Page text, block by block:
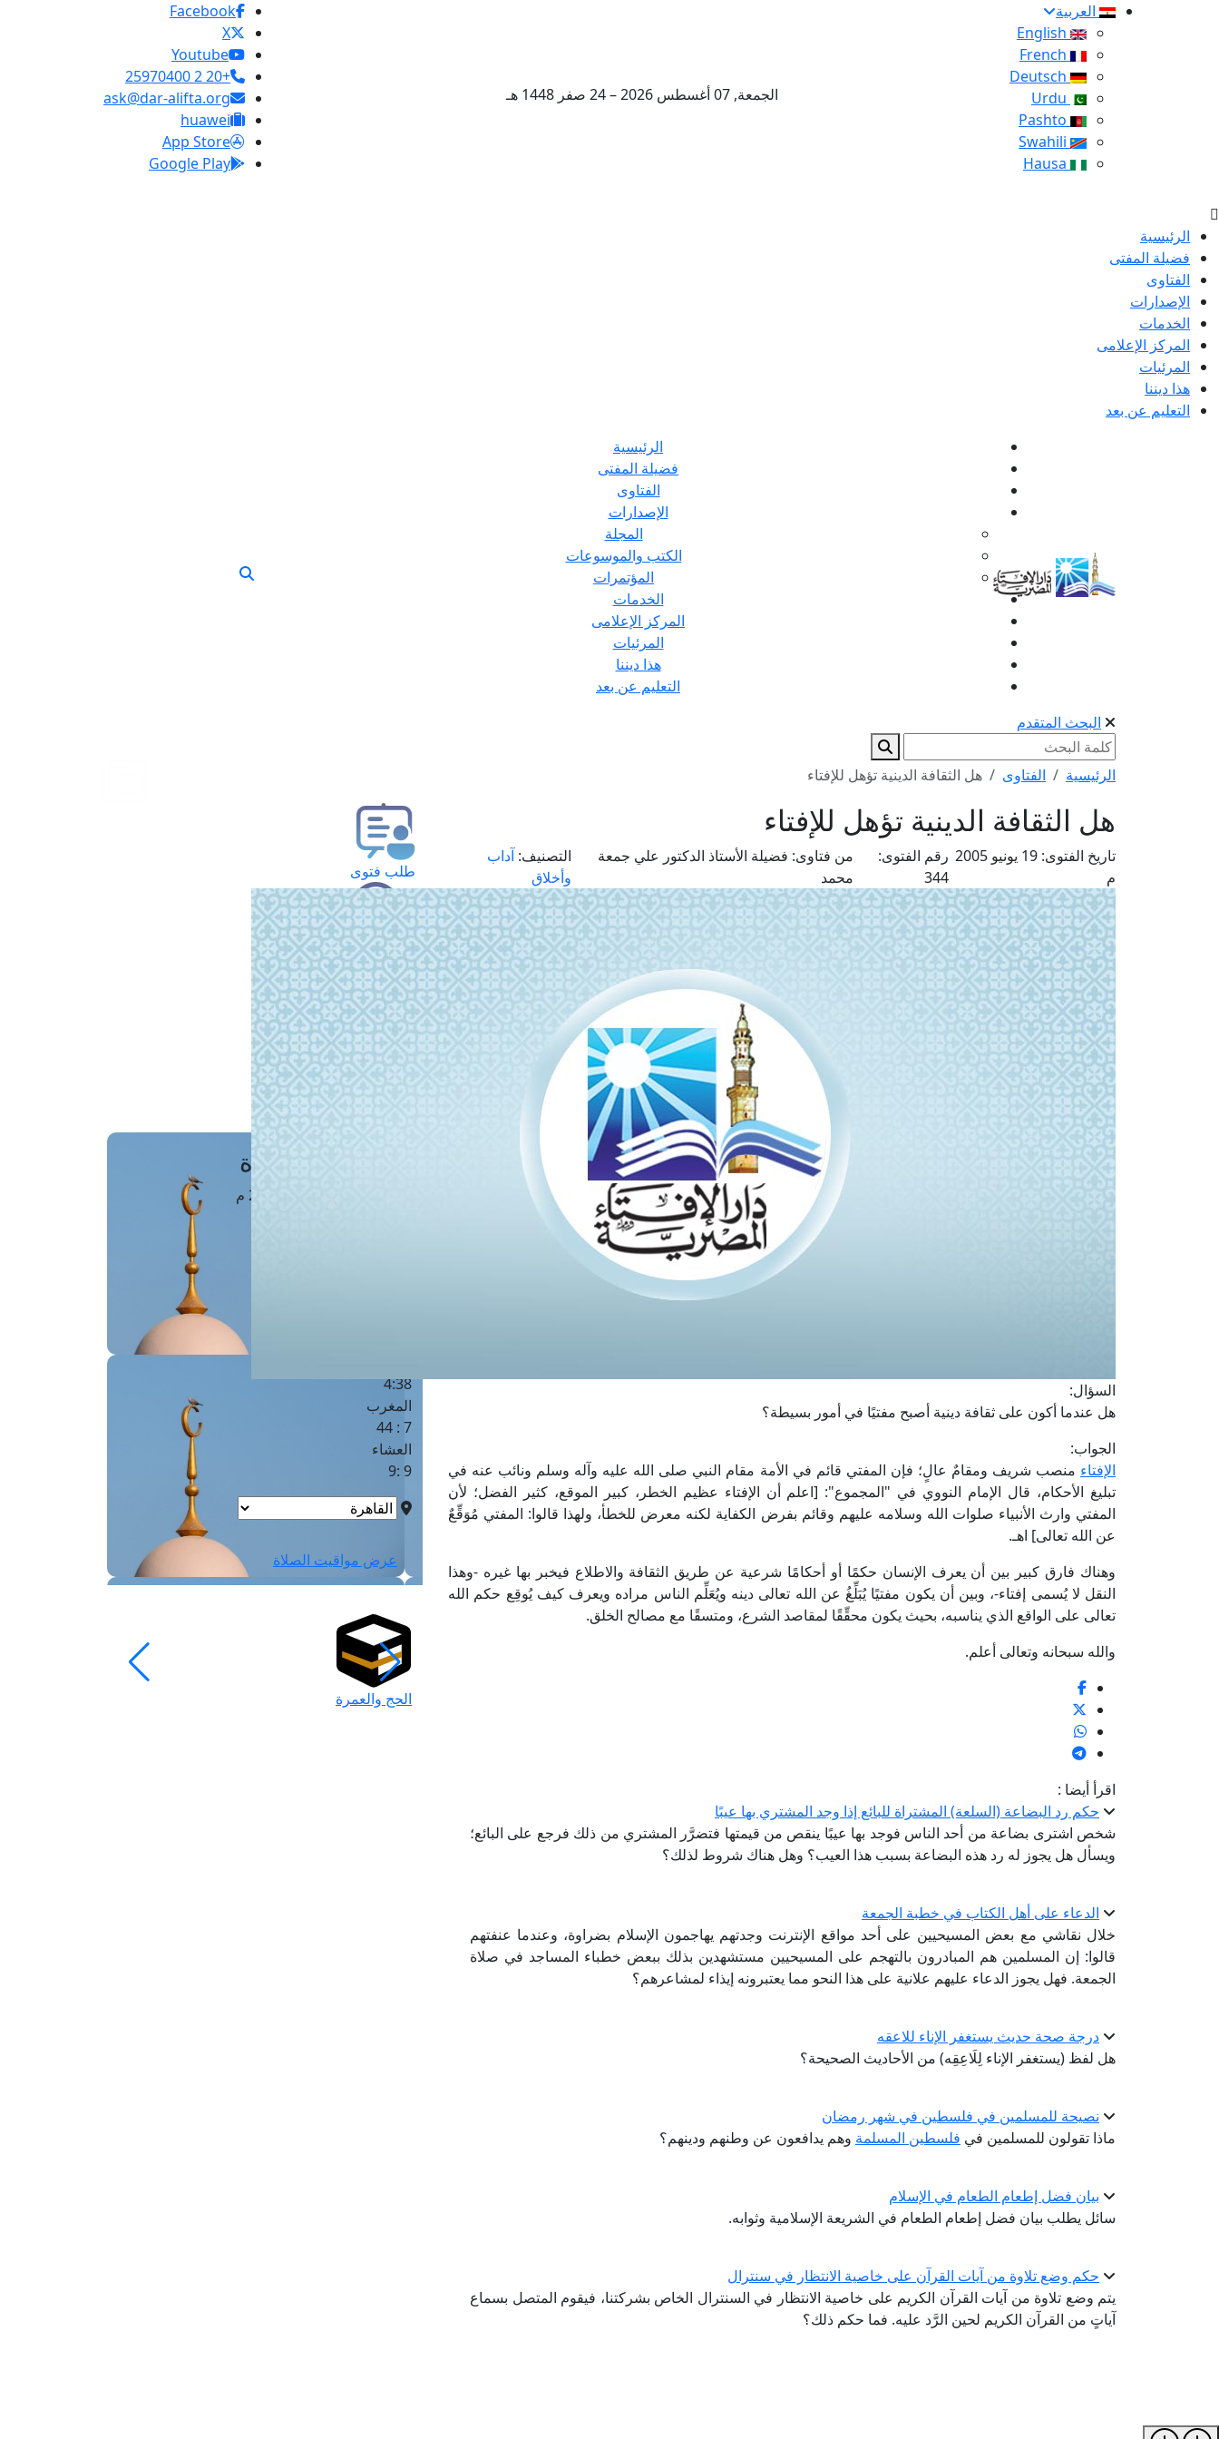
العربية
الجمعة, 07 أغسطس 2026 – 24 صفر 1448 هـ
Facebook
X
Youtube
+20 2 25970400
ask@dar-alifta.org
huawei
App Store
Google Play
الرئيسية
فضيلة المفتى
الفتاوى
الإصدارات
الخدمات
المركز الإعلامى
المرئيات
هذا ديننا
التعليم عن بعد
الرئيسية
فضيلة المفتى
الفتاوى
الإصدارات
المجلة
الكتب والموسوعات
المؤتمرات
الخدمات
المركز الإعلامى
المرئيات
هذا ديننا
التعليم عن بعد
البحث المتقدم
الرئيسية الفتاوى هل الثقافة الدينية تؤهل للإفتاء
هل الثقافة الدينية تؤهل للإفتاء
تاريخ الفتوى:
19 يونيو 2005
م
رقم الفتوى:
344
من فتاوى: فضيلة الأستاذ الدكتور علي جمعة
محمد
التصنيف: آداب
وأخلاق
السؤال:
هل عندما أكون على ثقافة دينية أصبح مفتيًا في أمور بسيطة؟
الجواب:
الإفتاء منصب شريف ومقامٌ عالٍ؛ فإن المفتي قائم في الأمة مقام النبي صلى الله عليه وآله وسلم ونائب عنه في
تبليغ الأحكام، قال الإمام النووي في "المجموع": [اعلم أن الإفتاء عظيم الخطر، كبير الموقع، كثير الفضل؛ لأن
المفتي وارث الأنبياء صلوات الله وسلامه عليهم وقائم بفرض الكفاية لكنه معرض للخطأ، ولهذا قالوا: المفتي مُوَقِّعٌ
عن الله تعالى] اهـ.
وهناك فارق كبير بين أن يعرف الإنسان حكمًا أو أحكامًا شرعية عن طريق الثقافة والاطلاع فيخبر بها غيره -وهذا
النقل لا يُسمى إفتاء-، وبين أن يكون مفتيًا يُبَلِّغُ عن الله تعالى دينه ويُعَلِّم الناس مراده ويعرف كيف يُوقِع حكم الله
تعالى على الواقع الذي يناسبه، بحيث يكون محقِّقًا لمقاصد الشرع، ومتسقًا مع مصالح الخلق.
والله سبحانه وتعالى أعلم.
اقرأ أيضا :
حكم رد البضاعة (السلعة) المشتراة للبائع إذا وجد المشتري بها عيبًا
شخص اشترى بضاعة من أحد الناس فوجد بها عيبًا ينقص من قيمتها فتضرَّر المشتري من ذلك فرجع على البائع؛
ويسأل هل يجوز له رد هذه البضاعة بسبب هذا العيب؟ وهل هناك شروط لذلك؟
الدعاء على أهل الكتاب في خطبة الجمعة
خلال نقاشي مع بعض المسيحيين على أحد مواقع الإنترنت وجدتهم يهاجمون الإسلام بضراوة، وعندما عنفتهم
قالوا: إن المسلمين هم المبادرون بالتهجم على المسيحيين مستشهدين بذلك ببعض خطباء المساجد في صلاة
الجمعة. فهل يجوز الدعاء عليهم علانية على هذا النحو مما يعتبرونه إيذاء لمشاعرهم؟
درجة صحة حديث يستغفر الإناء للاعقه
هل لفظ (يستغفر الإناء لِلَاعِقِه) من الأحاديث الصحيحة؟
نصيحة للمسلمين في فلسطين في شهر رمضان
ماذا تقولون للمسلمين في فلسطين المسلمة وهم يدافعون عن وطنهم ودينهم؟
بيان فضل إطعام الطعام في الإسلام
سائل يطلب بيان فضل إطعام الطعام في الشريعة الإسلامية وثوابه.
حكم وضع تلاوة من آيات القرآن على خاصية الانتظار في سنترال
يتم وضع تلاوة من آيات القرآن الكريم على خاصية الانتظار في السنترال الخاص بشركتنا، فيقوم المتصل بسماع
آياتٍ من القرآن الكريم لحين الرَّد عليه. فما حكم ذلك؟
طلب فتوى
استعلام عن فتوى
حجز موعد
الفتوى الهاتفية
مَواقِيتُ الصَّـــلاة
4:38
المغرب
7 : 44
العشاء
9 :9
عرض مواقيت الصلاة
الحج والعمرة